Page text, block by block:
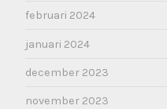
februari 2024
januari 2024
december 2023
november 2023